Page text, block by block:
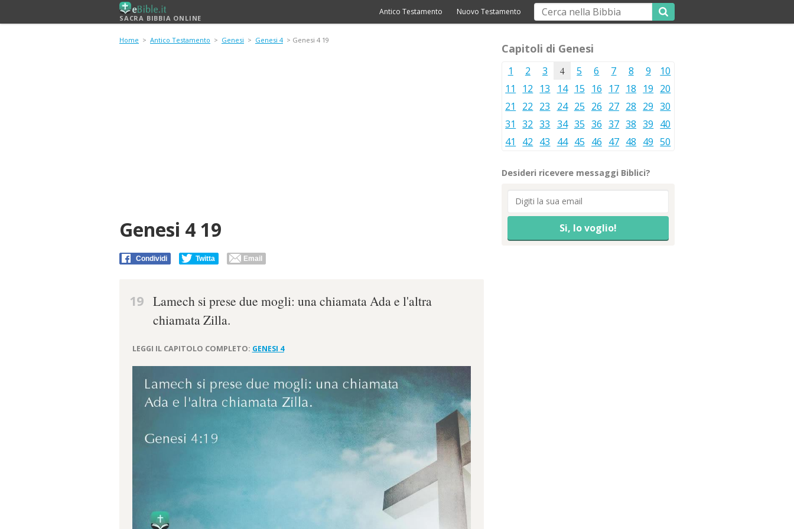
SACRA BIBBIA ONLINE
Antico Testamento Nuovo Testamento
Home > Antico Testamento > Genesi > Genesi 4 > Genesi 4 19
Genesi 4 19
Condividi Twitta Email
19 Lamech si prese due mogli: una chiamata Ada e l'altra
chiamata Zilla.
LEGGI IL CAPITOLO COMPLETO: GENESI 4
Capitoli di Genesi
1 2 3 4 5 6 7 8 9
10
11
12 13 14 15 16 17 18 19 20
21
22 23 24 25 26 27 28 29 30
31
32 33 34 35 36 37 38 39 40
41
42 43 44 45 46 47 48 49 50
Desideri ricevere messaggi Biblici?